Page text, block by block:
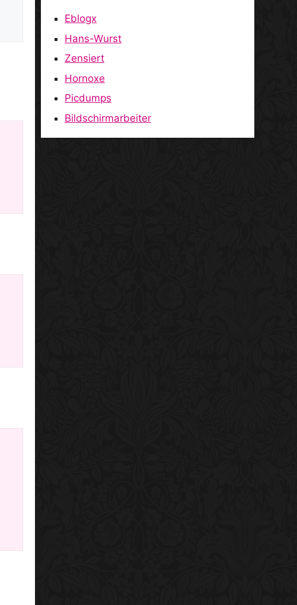
Eblogx
Hans-Wurst
Zensiert
Hornoxe
Picdumps
Bildschirmarbeiter